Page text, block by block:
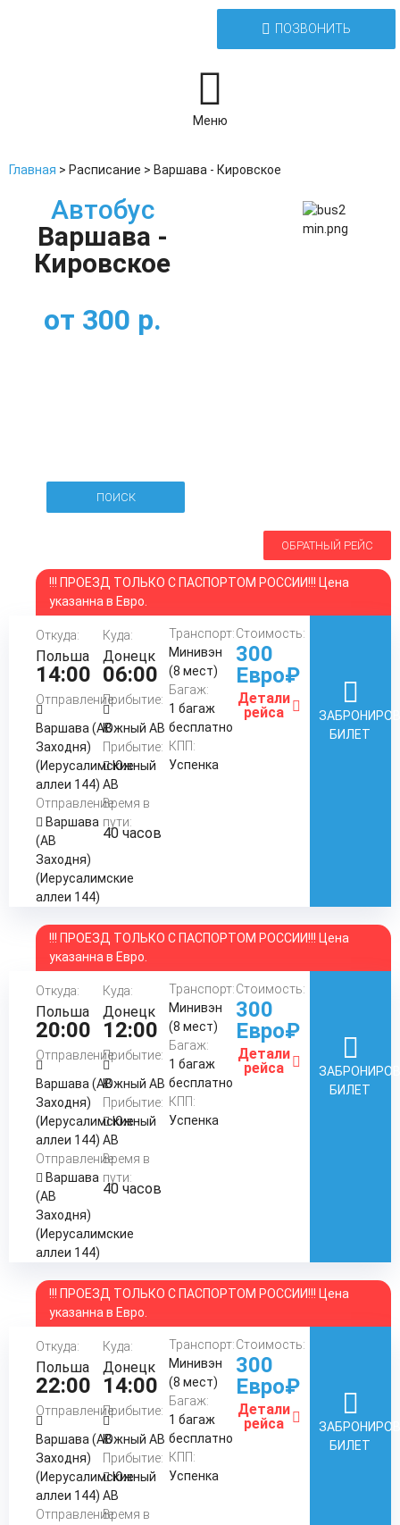
ПОЗВОНИТЬ
Меню
Главная > Расписание > Варшава - Кировское
Автобус
Варшава -
Кировское
от 300 р.
ПОИСК
ОБРАТНЫЙ РЕЙС
!!! ПРОЕЗД ТОЛЬКО С ПАСПОРТОМ РОССИИ!!! Цена
указанна в Евро.
Откуда:
Польша
14:00
Отправление:
Варшава (АВ
Заходня)
(Иерусалимские
аллеи 144)
Отправление:
Варшава
(АВ
Заходня)
(Иерусалимские
аллеи 144)
Куда:
Донецк
06:00
Прибытие:
Южный АВ
Прибытие:
Южный
АВ
Время в
пути:
40 часов
Транспорт:
Минивэн
(8 мест)
Багаж:
1 багаж
бесплатно
КПП:
Успенка
Стоимость:
300
Евро₽
Детали
рейса
БИЛЕТ
!!! ПРОЕЗД ТОЛЬКО С ПАСПОРТОМ РОССИИ!!! Цена
указанна в Евро.
Откуда:
Польша
20:00
Отправление:
Варшава (АВ
Заходня)
(Иерусалимские
аллеи 144)
Отправление:
Варшава
(АВ
Заходня)
(Иерусалимские
аллеи 144)
Куда:
Донецк
12:00
Прибытие:
Южный АВ
Прибытие:
Южный
АВ
Время в
пути:
40 часов
Транспорт:
Минивэн
(8 мест)
Багаж:
1 багаж
бесплатно
КПП:
Успенка
Стоимость:
300
Евро₽
Детали
рейса
БИЛЕТ
!!! ПРОЕЗД ТОЛЬКО С ПАСПОРТОМ РОССИИ!!! Цена
указанна в Евро.
Откуда:
Польша
22:00
Отправление:
Варшава (АВ
Заходня)
(Иерусалимские
аллеи 144)
Отправление:
Куда:
Донецк
14:00
Прибытие:
Южный АВ
Прибытие:
Южный
АВ
Время в
Транспорт:
Минивэн
(8 мест)
Багаж:
1 багаж
бесплатно
КПП:
Успенка
Стоимость:
300
Евро₽
Детали
рейса
БИЛЕТ